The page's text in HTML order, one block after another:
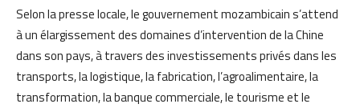
Selon la presse locale, le gouvernement mozambicain s’attend
à un élargissement des domaines d’intervention de la Chine
dans son pays, à travers des investissements privés dans les
transports, la logistique, la fabrication, l’agroalimentaire, la
transformation, la banque commerciale, le tourisme et le